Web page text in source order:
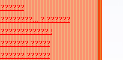
??????
????????... ? ??????
???????????? !
??????? ?????
?????? ??????